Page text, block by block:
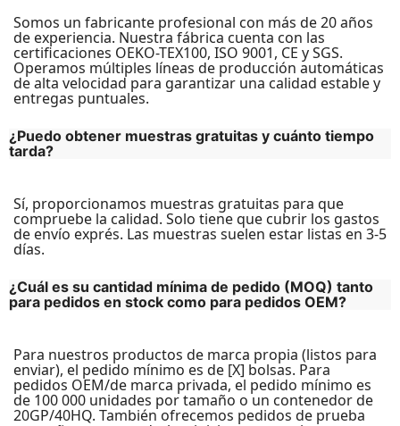
Somos un fabricante profesional con más de 20 años
de experiencia. Nuestra fábrica cuenta con las
certificaciones OEKO-TEX100, ISO 9001, CE y SGS.
Operamos múltiples líneas de producción automáticas
de alta velocidad para garantizar una calidad estable y
¿Puedo obtener muestras gratuitas y cuánto tiempo
tarda?
Sí, proporcionamos muestras gratuitas para que
compruebe la calidad. Solo tiene que cubrir los gastos
de envío exprés. Las muestras suelen estar listas en 3-5
¿Cuál es su cantidad mínima de pedido (MOQ) tanto
para pedidos en stock como para pedidos OEM?
Para nuestros productos de marca propia (listos para
enviar), el pedido mínimo es de [X] bolsas. Para
pedidos OEM/de marca privada, el pedido mínimo es
de 100 000 unidades por tamaño o un contenedor de
20GP/40HQ. También ofrecemos pedidos de prueba